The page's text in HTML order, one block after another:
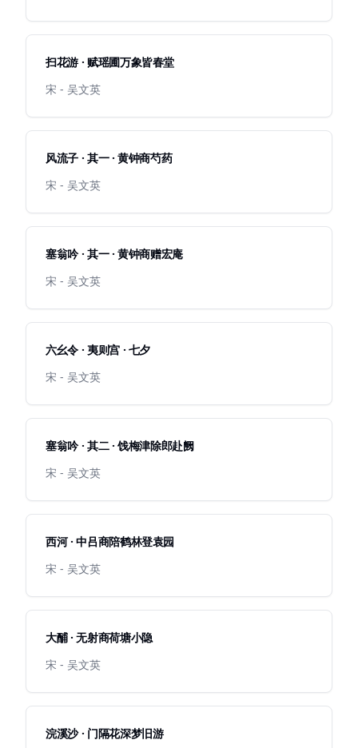
扫花游 · 赋瑶圃万象皆春堂
宋 - 吴文英
风流子 · 其一 · 黄钟商芍药
宋 - 吴文英
塞翁吟 · 其一 · 黄钟商赠宏庵
宋 - 吴文英
六幺令 · 夷则宫 · 七夕
宋 - 吴文英
塞翁吟 · 其二 · 饯梅津除郎赴阙
宋 - 吴文英
西河 · 中吕商陪鹤林登袁园
宋 - 吴文英
大酺 · 无射商荷塘小隐
宋 - 吴文英
浣溪沙 · 门隔花深梦旧游